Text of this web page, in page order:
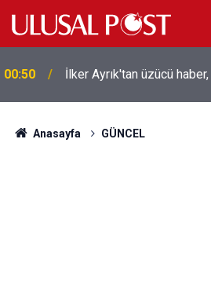
00:50 İlker Ayrık'tan üzücü
00:39
Liverpool efsanesi Mısırlı
Trabzonspor ile anlaştı!
Anasayfa GÜNCEL